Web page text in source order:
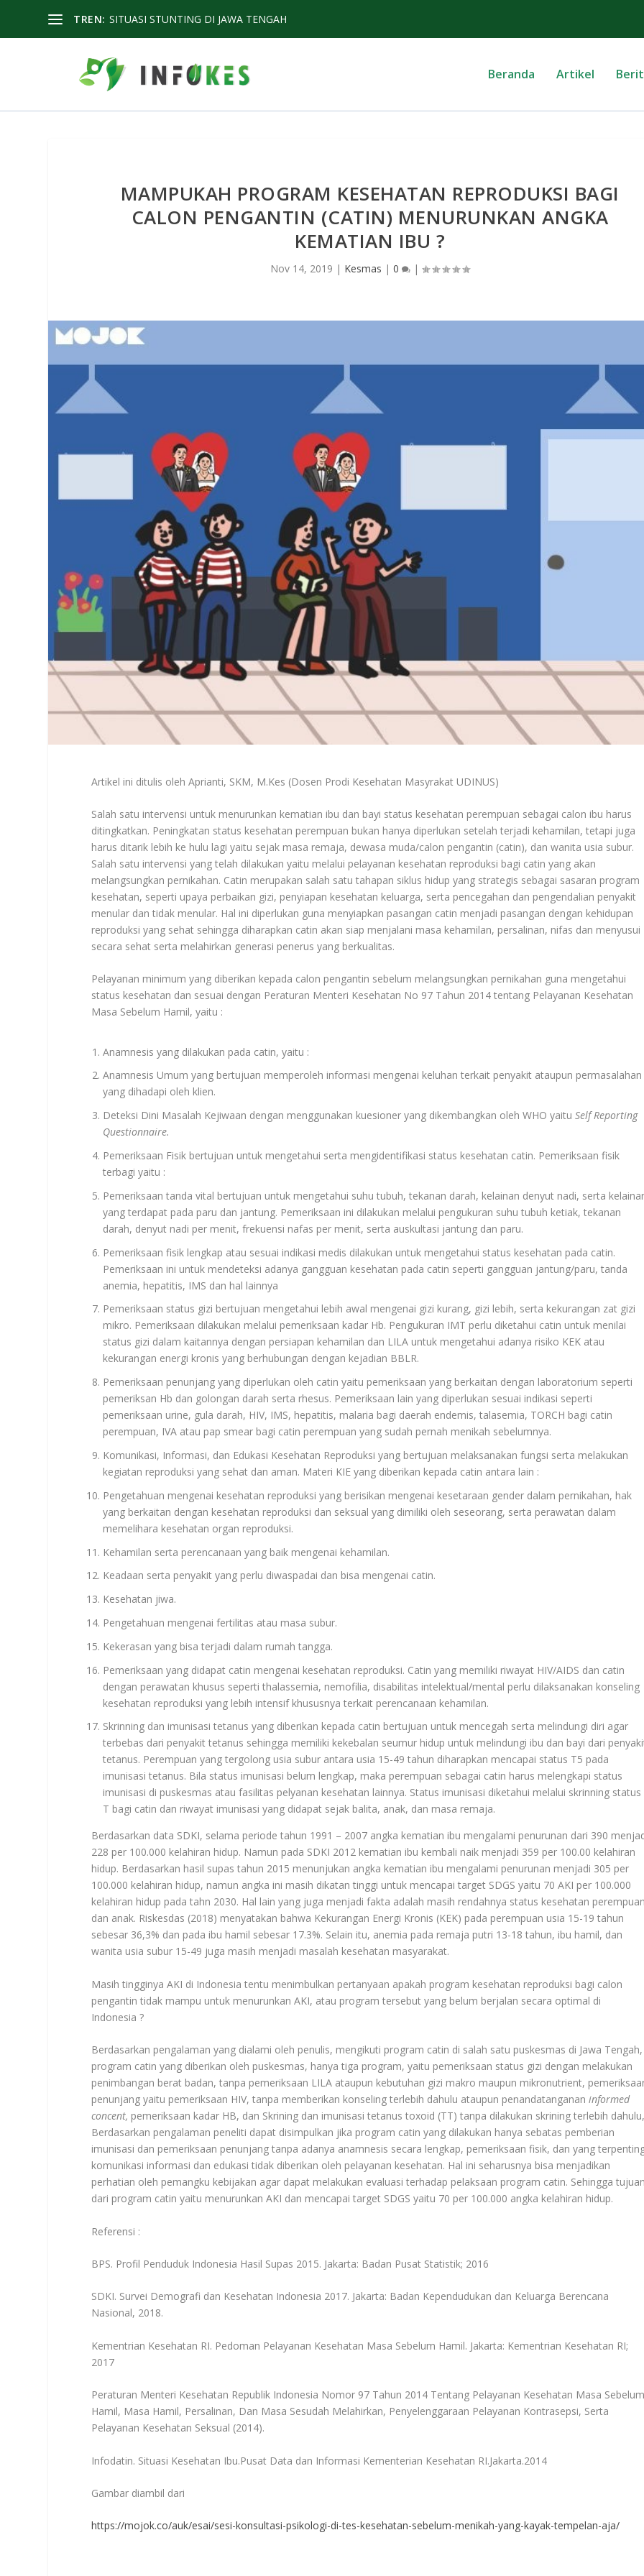
TREN: SITUASI STUNTING DI JAWA TENGAH
Beranda Artikel
MAMPUKAH PROGRAM KESEHATAN REPRODUKSI BAGI
CALON PENGANTIN (CATIN) MENURUNKAN ANGKA
KEMATIAN IBU ?
Nov 14, 2019 | Kesmas |0 |
Artikel ini ditulis oleh Aprianti, SKM, M.Kes (Dosen Prodi Kesehatan Masyrakat UDINUS)
Salah satu intervensi untuk menurunkan kematian ibu dan bayi status kesehatan perempuan sebagai calon ibu harus
ditingkatkan. Peningkatan status kesehatan perempuan bukan hanya diperlukan setelah terjadi kehamilan, tetapi juga
harus ditarik lebih ke hulu lagi yaitu sejak masa remaja, dewasa muda/calon pengantin (catin), dan wanita usia subur.
Salah satu intervensi yang telah dilakukan yaitu melalui pelayanan kesehatan reproduksi bagi catin yang akan
melangsungkan pernikahan. Catin merupakan salah satu tahapan siklus hidup yang strategis sebagai sasaran program
kesehatan, seperti upaya perbaikan gizi, penyiapan kesehatan keluarga, serta pencegahan dan pengendalian penyakit
menular dan tidak menular. Hal ini diperlukan guna menyiapkan pasangan catin menjadi pasangan dengan kehidupan
reproduksi yang sehat sehingga diharapkan catin akan siap menjalani masa kehamilan, persalinan, nifas dan menyusui
secara sehat serta melahirkan generasi penerus yang berkualitas.
Pelayanan minimum yang diberikan kepada calon pengantin sebelum melangsungkan pernikahan guna mengetahui
status kesehatan dan sesuai dengan Peraturan Menteri Kesehatan No 97 Tahun 2014 tentang Pelayanan Kesehatan
Masa Sebelum Hamil, yaitu :
Anamnesis yang dilakukan pada catin, yaitu :
Anamnesis Umum yang bertujuan memperoleh informasi mengenai keluhan terkait penyakit ataupun permasalahan
yang dihadapi oleh klien.
Deteksi Dini Masalah Kejiwaan dengan menggunakan kuesioner yang dikembangkan oleh WHO yaituSelf Reporting
Questionnaire.
Pemeriksaan Fisik bertujuan untuk mengetahui serta mengidentifikasi status kesehatan catin. Pemeriksaan fisik
terbagi yaitu :
Pemeriksaan tanda vital bertujuan untuk mengetahui suhu tubuh, tekanan darah, kelainan denyut nadi, serta
yang terdapat pada paru dan jantung. Pemeriksaan ini dilakukan melalui pengukuran suhu tubuh ketiak, tekanan
darah, denyut nadi per menit, frekuensi nafas per menit, serta auskultasi jantung dan paru.
Pemeriksaan fisik lengkap atau sesuai indikasi medis dilakukan untuk mengetahui status kesehatan pada catin.
Pemeriksaan ini untuk mendeteksi adanya gangguan kesehatan pada catin seperti gangguan jantung/paru, tanda
anemia, hepatitis, IMS dan hal lainnya
Pemeriksaan status gizi bertujuan mengetahui lebih awal mengenai gizi kurang, gizi lebih, serta kekurangan zat gizi
mikro. Pemeriksaan dilakukan melalui pemeriksaan kadar Hb. Pengukuran IMT perlu diketahui catin untuk menilai
status gizi dalam kaitannya dengan persiapan kehamilan dan LILA untuk mengetahui adanya risiko KEK atau
kekurangan energi kronis yang berhubungan dengan kejadian BBLR.
Pemeriksaan penunjang yang diperlukan oleh catin yaitu pemeriksaan yang berkaitan dengan laboratorium seperti
pemeriksan Hb dan golongan darah serta rhesus. Pemeriksaan lain yang diperlukan sesuai indikasi seperti
pemeriksaan urine, gula darah, HIV, IMS, hepatitis, malaria bagi daerah endemis, talasemia, TORCH bagi catin
perempuan, IVA atau pap smear bagi catin perempuan yang sudah pernah menikah sebelumnya.
Komunikasi, Informasi, dan Edukasi Kesehatan Reproduksi yang bertujuan melaksanakan fungsi serta melakukan
kegiatan reproduksi yang sehat dan aman. Materi KIE yang diberikan kepada catin antara lain :
Pengetahuan mengenai kesehatan reproduksi yang berisikan mengenai kesetaraan gender dalam pernikahan, hak
yang berkaitan dengan kesehatan reproduksi dan seksual yang dimiliki oleh seseorang, serta perawatan dalam
memelihara kesehatan organ reproduksi.
Kehamilan serta perencanaan yang baik mengenai kehamilan.
Keadaan serta penyakit yang perlu diwaspadai dan bisa mengenai catin.
Kesehatan jiwa.
Pengetahuan mengenai fertilitas atau masa subur.
Kekerasan yang bisa terjadi dalam rumah tangga.
Pemeriksaan yang didapat catin mengenai kesehatan reproduksi. Catin yang memiliki riwayat HIV/AIDS dan catin
dengan perawatan khusus seperti thalassemia, nemofilia, disabilitas intelektual/mental perlu dilaksanakan konseling
kesehatan reproduksi yang lebih intensif khususnya terkait perencanaan kehamilan.
Skrinning dan imunisasi tetanus yang diberikan kepada catin bertujuan untuk mencegah serta melindungi diri agar
terbebas dari penyakit tetanus sehingga memiliki kekebalan seumur hidup untuk melindungi ibu dan bayi dari
tetanus. Perempuan yang tergolong usia subur antara usia 15-49 tahun diharapkan mencapai status T5 pada
imunisasi tetanus. Bila status imunisasi belum lengkap, maka perempuan sebagai catin harus melengkapi status
imunisasi di puskesmas atau fasilitas pelyanan kesehatan lainnya. Status imunisasi diketahui melalui skrinning status
T bagi catin dan riwayat imunisasi yang didapat sejak balita, anak, dan masa remaja.
Berdasarkan data SDKI, selama periode tahun 1991 – 2007 angka kematian ibu mengalami penurunan dari 390
228 per 100.000 kelahiran hidup. Namun pada SDKI 2012 kematian ibu kembali naik menjadi 359 per 100.00 kelahiran
hidup. Berdasarkan hasil supas tahun 2015 menunjukan angka kematian ibu mengalami penurunan menjadi 305 per
100.000 kelahiran hidup, namun angka ini masih dikatan tinggi untuk mencapai target SDGS yaitu 70 AKI per 100.000
kelahiran hidup pada tahn 2030. Hal lain yang juga menjadi fakta adalah masih rendahnya status kesehatan
dan anak. Riskesdas (2018) menyatakan bahwa Kekurangan Energi Kronis (KEK) pada perempuan usia 15-19 tahun
sebesar 36,3% dan pada ibu hamil sebesar 17.3%. Selain itu, anemia pada remaja putri 13-18 tahun, ibu hamil, dan
wanita usia subur 15-49 juga masih menjadi masalah kesehatan masyarakat.
Masih tingginya AKI di Indonesia tentu menimbulkan pertanyaan apakah program kesehatan reproduksi bagi calon
pengantin tidak mampu untuk menurunkan AKI, atau program tersebut yang belum berjalan secara optimal di
Indonesia ?
Berdasarkan pengalaman yang dialami oleh penulis, mengikuti program catin di salah satu puskesmas di Jawa Tengah,
program catin yang diberikan oleh puskesmas, hanya tiga program, yaitu pemeriksaan status gizi dengan melakukan
penimbangan berat badan, tanpa pemeriksaan LILA ataupun kebutuhan gizi makro maupun mikronutrient,
penunjang yaitu pemeriksaan HIV, tanpa memberikan konseling terlebih dahulu ataupun penandatangananinformed
concent, pemeriksaan kadar HB, dan Skrining dan imunisasi tetanus toxoid (TT) tanpa dilakukan skrining terlebih
Berdasarkan pengalaman peneliti dapat disimpulkan jika program catin yang dilakukan hanya sebatas pemberian
imunisasi dan pemeriksaan penunjang tanpa adanya anamnesis secara lengkap, pemeriksaan fisik, dan yang
komunikasi informasi dan edukasi tidak diberikan oleh pelayanan kesehatan. Hal ini seharusnya bisa menjadikan
perhatian oleh pemangku kebijakan agar dapat melakukan evaluasi terhadap pelaksaan program catin. Sehingga
dari program catin yaitu menurunkan AKI dan mencapai target SDGS yaitu 70 per 100.000 angka kelahiran hidup.
Referensi :
BPS. Profil Penduduk Indonesia Hasil Supas 2015. Jakarta: Badan Pusat Statistik; 2016
SDKI. Survei Demografi dan Kesehatan Indonesia 2017. Jakarta: Badan Kependudukan dan Keluarga Berencana
Nasional, 2018.
Kementrian Kesehatan RI. Pedoman Pelayanan Kesehatan Masa Sebelum Hamil. Jakarta: Kementrian Kesehatan RI;
2017
Peraturan Menteri Kesehatan Republik Indonesia Nomor 97 Tahun 2014 Tentang Pelayanan Kesehatan Masa
Hamil, Masa Hamil, Persalinan, Dan Masa Sesudah Melahirkan, Penyelenggaraan Pelayanan Kontrasepsi, Serta
Pelayanan Kesehatan Seksual (2014).
Infodatin. Situasi Kesehatan Ibu.Pusat Data dan Informasi Kementerian Kesehatan RI.Jakarta.2014
Gambar diambil dari
https://mojok.co/auk/esai/sesi-konsultasi-psikologi-di-tes-kesehatan-sebelum-menikah-yang-kayak-tempelan-aja/